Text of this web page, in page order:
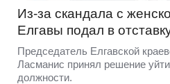
Из-за скандала с
Елгавы подал в
Председатель Елгавской
Ласманис принял решение
должности.